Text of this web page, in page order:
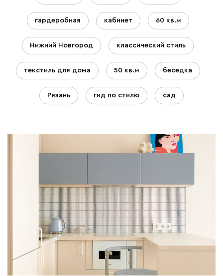
гардеробная кабинет 60 кв.м
Нижний Новгород классический стиль
текстиль для дома 50 кв.м беседка
Рязань гид по стилю сад